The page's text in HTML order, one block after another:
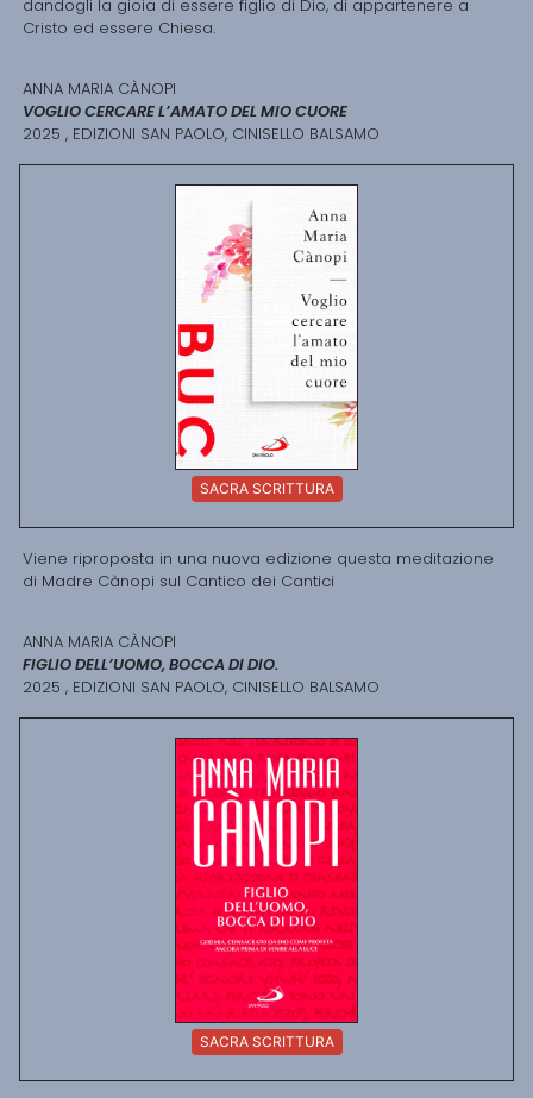
dandogli la gioia di essere figlio di Dio, di appartenere a
Cristo ed essere Chiesa.
ANNA MARIA CÀNOPI
VOGLIO CERCARE L’AMATO DEL MIO CUORE
2025 , EDIZIONI SAN PAOLO, CINISELLO BALSAMO
SACRA SCRITTURA
Viene riproposta in una nuova edizione questa meditazione
di Madre Cànopi sul Cantico dei Cantici
ANNA MARIA CÀNOPI
FIGLIO DELL’UOMO, BOCCA DI DIO.
2025 , EDIZIONI SAN PAOLO, CINISELLO BALSAMO
SACRA SCRITTURA